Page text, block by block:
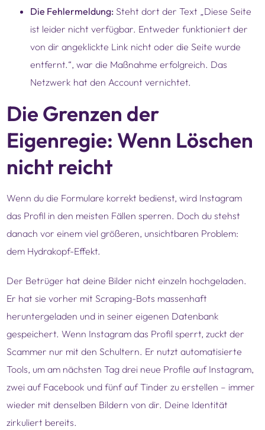
Die Fehlermeldung: Steht dort der Text „Diese Seite
ist leider nicht verfügbar. Entweder funktioniert der
von dir angeklickte Link nicht oder die Seite wurde
entfernt.“, war die Maßnahme erfolgreich. Das
Netzwerk hat den Account vernichtet.
Die Grenzen der
Eigenregie: Wenn Löschen
nicht reicht
Wenn du die Formulare korrekt bedienst, wird Instagram
das Profil in den meisten Fällen sperren. Doch du stehst
danach vor einem viel größeren, unsichtbaren Problem:
dem Hydrakopf-Effekt.
Der Betrüger hat deine Bilder nicht einzeln hochgeladen.
Er hat sie vorher mit Scraping-Bots massenhaft
heruntergeladen und in seiner eigenen Datenbank
gespeichert. Wenn Instagram das Profil sperrt, zuckt der
Scammer nur mit den Schultern. Er nutzt automatisierte
Tools, um am nächsten Tag drei neue Profile auf Instagram,
zwei auf Facebook und fünf auf Tinder zu erstellen – immer
wieder mit denselben Bildern von dir. Deine Identität
zirkuliert bereits.